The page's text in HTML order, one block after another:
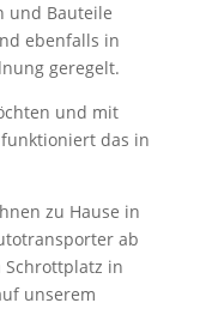
und Bauteile
ebenfalls in
geregelt.
und mit
das in
zu Hause in
ab
in
unserem